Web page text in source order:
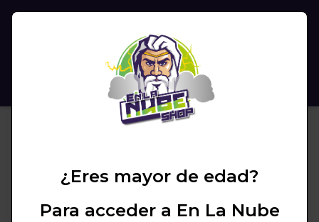
¿Eres mayor de edad?
Para acceder a En La Nube